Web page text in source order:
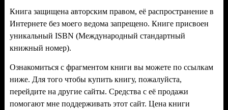
Книга защищена авторским правом, её распространение в
Интернете без моего ведома запрещено. Книге присвоен
уникальный ISBN (Международный стандартный
книжный номер).
Ознакомиться с фрагментом книги вы можете по ссылкам
ниже. Для того чтобы купить книгу, пожалуйста,
перейдите на другие сайты. Средства с её продажи
помогают мне поддерживать этот сайт. Цена книги